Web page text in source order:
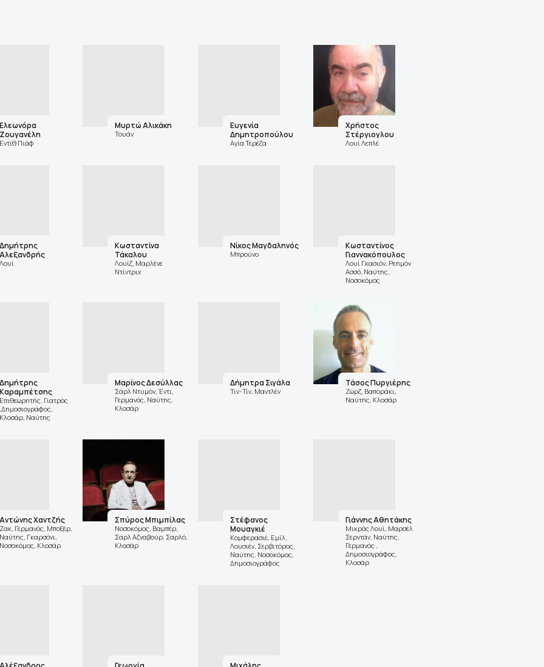
Πιάφ
Μυρτώ Αλικάκη
Τουάν
Ευγενία
Δημητροπούλου
Αγία Τερέζα
Χρήστος
Στέργιογλου
Λουί Λεπλέ
Κωσταντίνα
Τάκαλου
Λουίζ, Μαρλένε
Ντίντριχ
Νίκος Μαγδαληνός
Μπρούνο
Κωσταντίνος
Γιαννακόπουλος
Λουί Γκασιόν, Ρεημόν
Ασσό, Ναύτης,
Νοσοκόμος
Γιατρός
Ναύτης
Μαρίνος Δεσύλλας
Σάρλ Ντυμόν, Έντι,
Γερμανός, Ναύτης,
Κλοσάρ
Δήμητρα Σιγάλα
Τιν-Τίν, Μαντλέν
Τάσος Πυργιέρης
Ζώρζ, Βαποράκι,
Ναύτης, Κλοσάρ
Χαντζής
Γερμανός, Μποξέρ,
Γκαρσόνι,
Κλοσάρ
Σπύρος Μπιμπίλας
Νοσοκόμος, Βαμπέρ,
Σαρλ Αζναβούρ, Σαρλό,
Κλοσάρ
Στέφανος
Μουαγκιέ
Κομφερασιέ, Εμίλ,
Λουσιέν, Σερβιτόρος,
Ναύτης, Νοσοκόμος,
Δημοσιογράφος
Γιάννης Αθητάκης
Μικρός Λουί, Μαρσέλ
Σερντάν, Ναύτης,
Γερμανός ,
Δημοσιογράφος,
Κλοσάρ